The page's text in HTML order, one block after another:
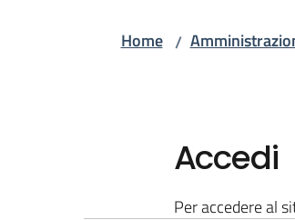
Home /
Accedi
Per accedere al